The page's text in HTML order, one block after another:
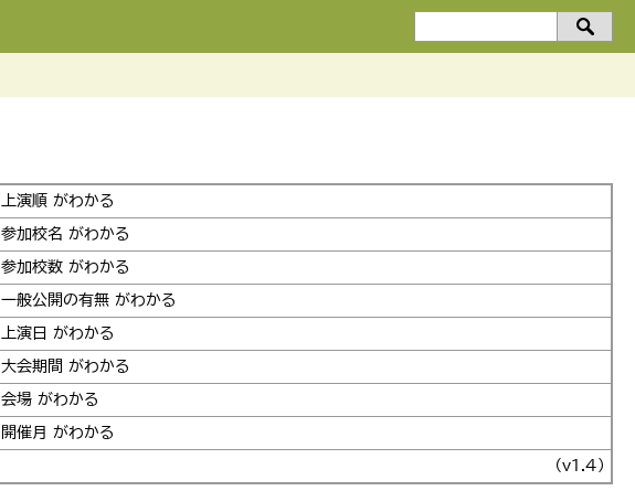
上演順 がわかる
参加校名 がわかる
参加校数 がわかる
一般公開の有無 がわかる
上演日 がわかる
大会期間 がわかる
会場 がわかる
開催月 がわかる
（v1.4）